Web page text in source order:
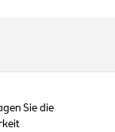
Sie die